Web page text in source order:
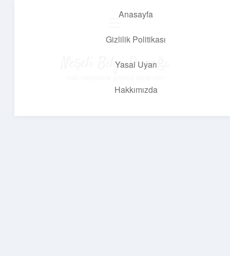
Anasayfa
Gizlilik Politikası
Yasal Uyarı
Hakkımızda
Neşeli Bilgi Durağı